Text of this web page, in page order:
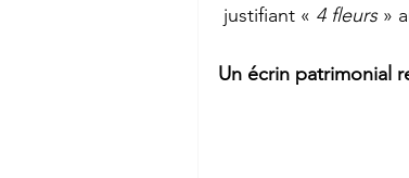
justifiant « 4 fleurs »
Un écrin patrimonial